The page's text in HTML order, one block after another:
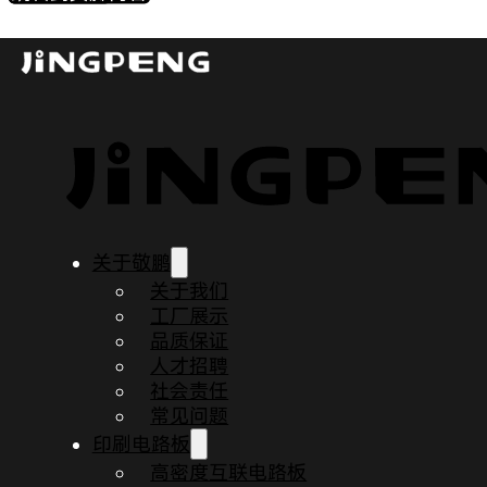
关于敬鹏
关于我们
工厂展示
品质保证
人才招聘
社会责任
常见问题
印刷电路板
高密度互联电路板
您的信息已收到，我们将在1个工作日内响应您的
返回首页